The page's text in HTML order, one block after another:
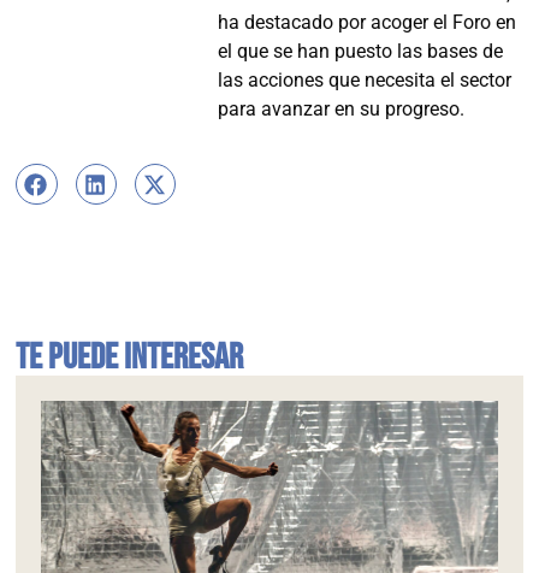
ha destacado por acoger el Foro en
el que se han puesto las bases de
las acciones que necesita el sector
para avanzar en su progreso.
Te puede interesar